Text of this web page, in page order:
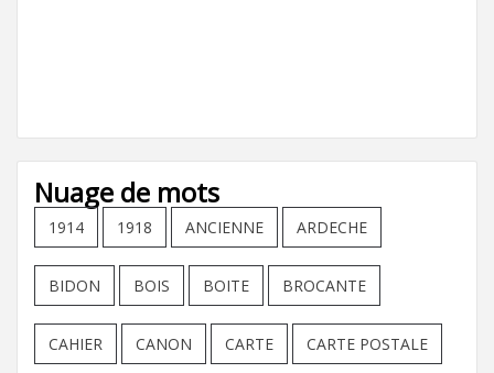
Nuage de mots
1914 1918 ANCIENNE ARDECHE
BIDON BOIS BOITE BROCANTE
CAHIER CANON CARTE CARTE POSTALE